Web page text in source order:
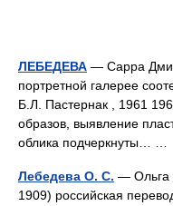
ЛЕБЕДЕВА — Сарра
портретной галерее
Б.Л. Пастернак , 1961
образов, выявление
облика подчеркнуты… …
Лебедева О. С. — Ольга
1909) российская